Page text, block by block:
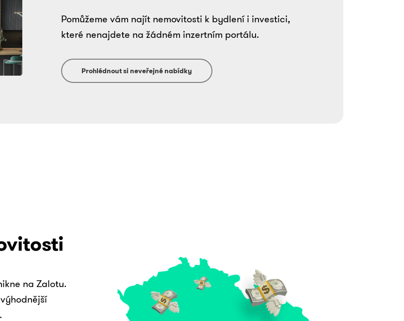
Pomůžeme vám najít nemovitosti k bydlení i investici,
které nenajdete na žádném inzertním portálu.
Prohlédnout si neveřejné nabídky
na Zalotu.